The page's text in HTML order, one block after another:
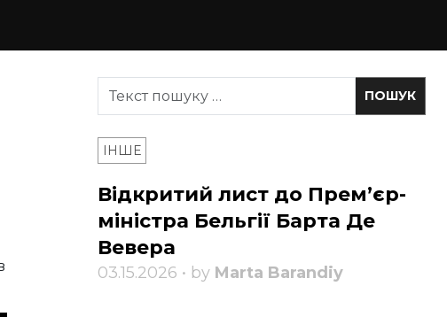
ІНШЕ
Відкритий лист до Прем’єр-
міністра Бельгії Барта Де
Вевера
03.15.2026 • by Marta Barandiy